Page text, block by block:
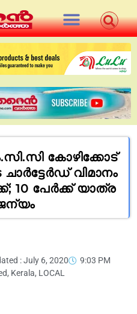
കോഴിക്കോട്
ചാര്‍ട്ടേര്‍ഡ് വിമാനം
10 പേര്‍ക്ക് യാത്ര
: July 6, 2020
9:03 PM
, Kerala, LOCAL